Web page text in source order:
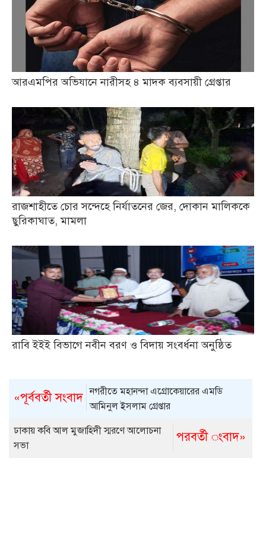
আরএমপির অভিযানে নারীসহ ৪ মাদক ব্যবসায়ী গ্রেপ্তার
রাজশাহীতে চোর সন্দেহে নির্যাতনের জের, দোকান মালিককে
ছুরিকাঘাত, মামলা
রাবি ইইই বিভাগে নবীন বরণ ও বিদায় সংবর্ধনা অনুষ্ঠিত
«পূর্ববর্তী সংবাদ নগরীতে মহানন্দা এগ্রোকেয়ারের এমডি
আমিনুল ইসলাম গ্রেপ্তার
পরবর্তী ংবাদ»
ঢাকায় কবি আল মুজাহিদী স্মরণে আলোচনা
সভা